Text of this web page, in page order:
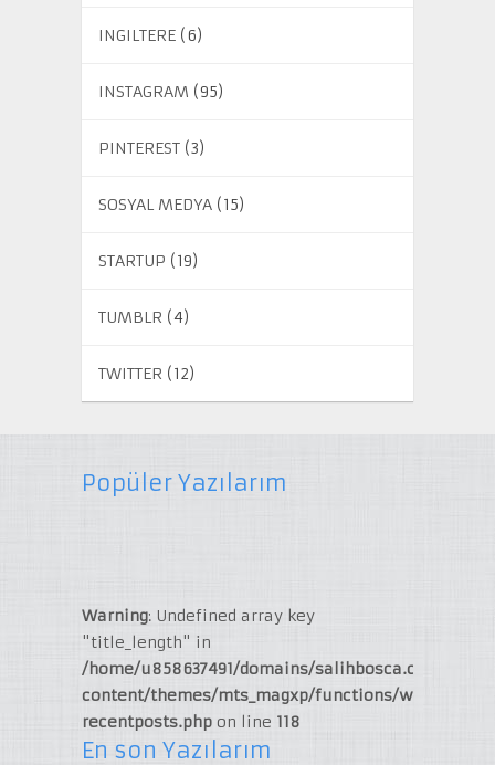
INGILTERE(6)
INSTAGRAM (95)
PINTEREST(3)
SOSYAL MEDYA(15)
STARTUP (19)
TUMBLR (4)
TWITTER (12)
Popüler Yazılarım
Warning: Undefined array key
"title_length" in
/home/u858637491/domains/salihbosca.com/
content/themes/mts_magxp/functions/widget-
recentposts.phpon line 118
En son Yazılarım